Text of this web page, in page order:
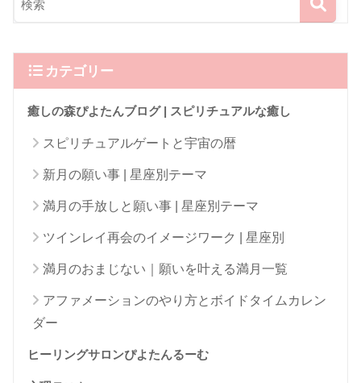
カテゴリー
癒しの森ぴよたんブログ | スピリチュアルな癒し
スピリチュアルゲートと宇宙の暦
新月の願い事 | 星座別テーマ
満月の手放しと願い事 | 星座別テーマ
ツインレイ再会のイメージワーク | 星座別
満月のおまじない｜願いを叶える満月一覧
アファメーションのやり方とボイドタイムカレン
ダー
ヒーリングサロンぴよたんるーむ